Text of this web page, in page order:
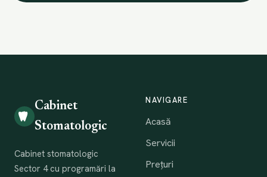
Cabinet
Stomatologic
Cabinet stomatologic
Sector 4 cu programări la
NAVIGARE
Acasă
Servicii
Prețuri